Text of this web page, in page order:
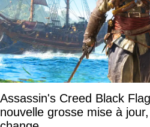
Assassin's Creed Black
nouvelle grosse mise à